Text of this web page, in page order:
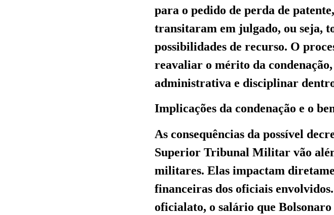
para o pedido de perda de
transitaram em julgado, ou seja,
possibilidades de recurso. O
reavaliar o mérito da
administrativa e disciplinar
Implicações da condenação e o
As consequências da possível
Superior Tribunal Militar vão
militares. Elas impactam
financeiras dos oficiais
oficialato, o salário que